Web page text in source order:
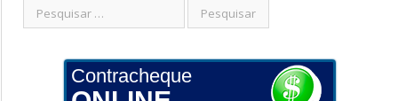
Contracheque